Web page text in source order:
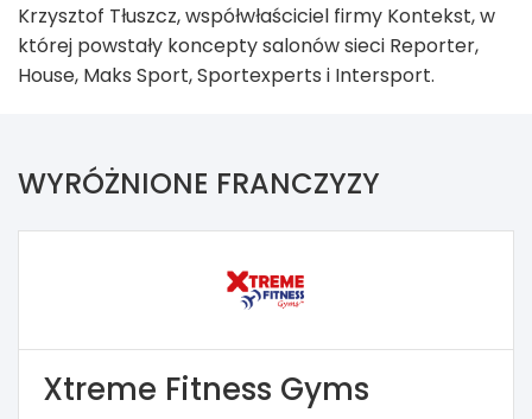
Krzysztof Tłuszcz, współwłaściciel firmy Kontekst, w
której powstały koncepty salonów sieci Reporter,
House, Maks Sport, Sportexperts i Intersport.
WYRÓŻNIONE FRANCZYZY
Xtreme Fitness Gyms